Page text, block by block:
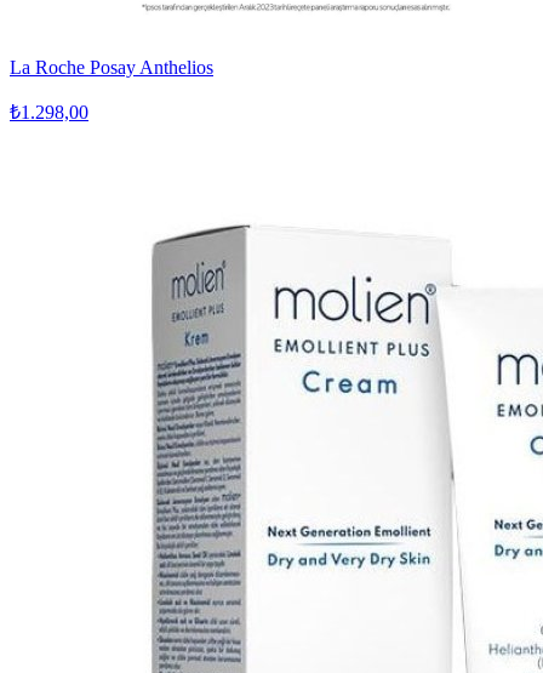
La Roche Posay Anthelios
₺1.298,00